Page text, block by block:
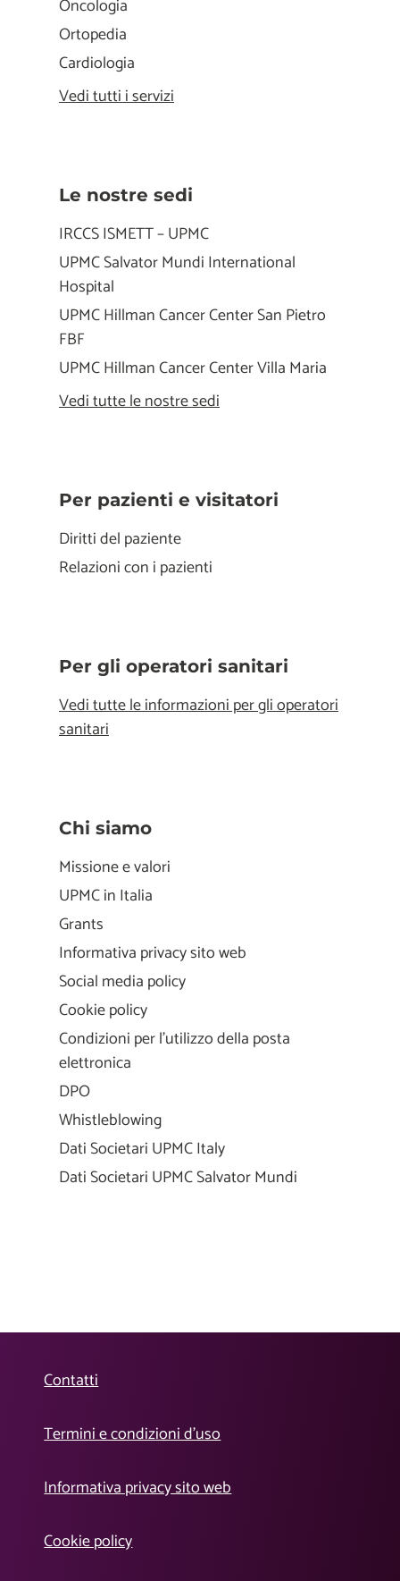
Oncologia
Ortopedia
Cardiologia
Vedi tutti i servizi
Le nostre sedi
IRCCS ISMETT – UPMC
UPMC Salvator Mundi International
Hospital
UPMC Hillman Cancer Center San Pietro
FBF
UPMC Hillman Cancer Center Villa Maria
Vedi tutte le nostre sedi
Per pazienti e visitatori
Diritti del paziente
Relazioni con i pazienti
Per gli operatori sanitari
Vedi tutte le informazioni per gli operatori
sanitari
Chi siamo
Missione e valori
UPMC in Italia
Grants
Informativa privacy sito web
Social media policy
Cookie policy
Condizioni per l'utilizzo della posta
elettronica
DPO
Whistleblowing
Dati Societari UPMC Italy
Dati Societari UPMC Salvator Mundi
Contatti
Termini e condizioni d’uso
Informativa privacy sito web
Cookie policy